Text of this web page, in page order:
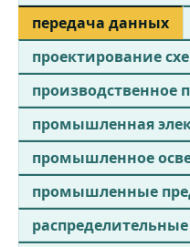
передача данных
проектирование
производственное
промышленная
промышленное
промышленные